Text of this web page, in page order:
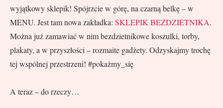
wyjątkowy sklepik! Spójrzcie w górę, na czarną belkę – w
MENU. Jest tam nowa zakładka: SKLEPIK BEZDZIETNIKA.
Można już zamawiać w nim bezdzietnikowe koszulki, torby,
plakaty, a w przyszłości – rozmaite gadżety. Odzyskajmy trochę
tej wspólnej przestrzeni! #pokażmy_się
A teraz – do rzeczy…